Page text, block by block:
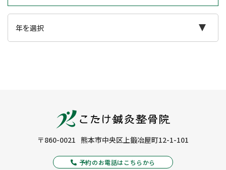
〒860-0021 熊本市中央区上鍛冶屋町12-1-101
予約のお電話はこちらから